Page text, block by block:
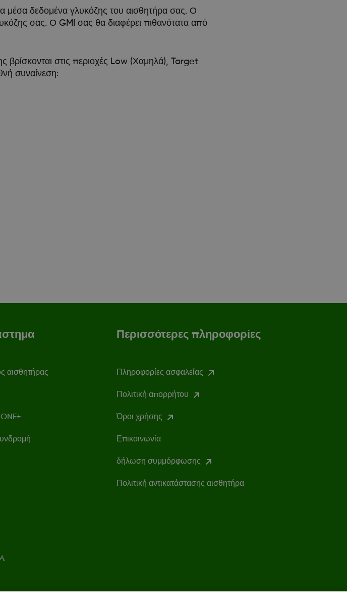
μέσα δεδομένα γλυκόζης του αισθητήρα σας. Ο
σας. Ο GMI σας θα διαφέρει πιθανότατα από
βρίσκονται στις περιοχές Low (Χαμηλά), Target
συναίνεση:
αισθητήρας
Περισσότερες πληροφορίες
Πληροφορίες ασφαλείας
Πολιτική απορρήτου
Όροι χρήσης
Επικοινωνία
δήλωση συμμόρφωσης
Πολιτική αντικατάστασης αισθητήρα